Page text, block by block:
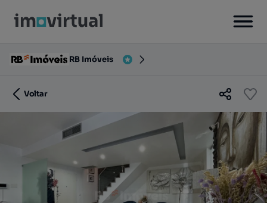
RB Imóveis
Voltar